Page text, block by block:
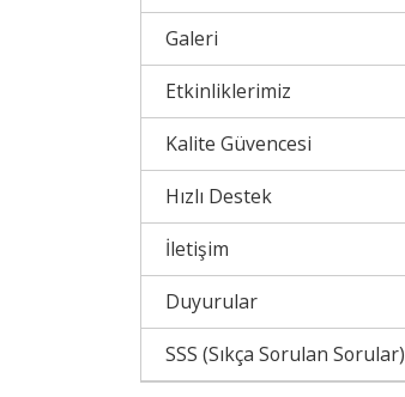
Galeri
Etkinliklerimiz
Kalite Güvencesi
Hızlı Destek
İletişim
Duyurular
SSS (Sıkça Sorulan Sorular)